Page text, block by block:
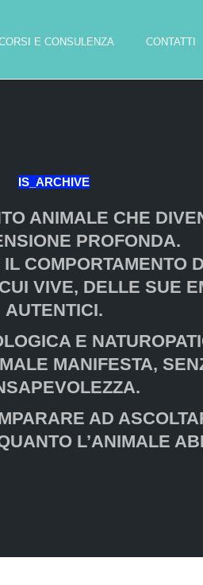
E CONSULENZA CONTATTI
IS_ARCHIVE
ANIMALE CHE
PROFONDA.
COMPORTAMENTO
VIVE, DELLE SUE
AUTENTICI.
E
MANIFESTA,
AD
L’ANIMALE